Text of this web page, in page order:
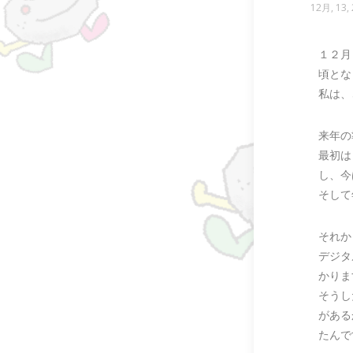
12月, 13,
１２
頃と
私は
来年
最初
し、
そし
それ
デジ
かり
そう
があ
たん